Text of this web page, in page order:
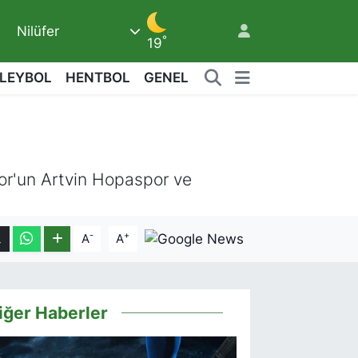
Nilüfer
19°
HENTBOL GENEL
Artvin Hopaspor ve
A- A+
Haberler